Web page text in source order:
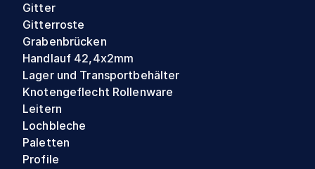
Gitter
Gitterroste
Grabenbrücken
Handlauf 42,4x2mm
Lager und Transportbehälter
Knotengeflecht Rollenware
Leitern
Lochbleche
Paletten
Profile